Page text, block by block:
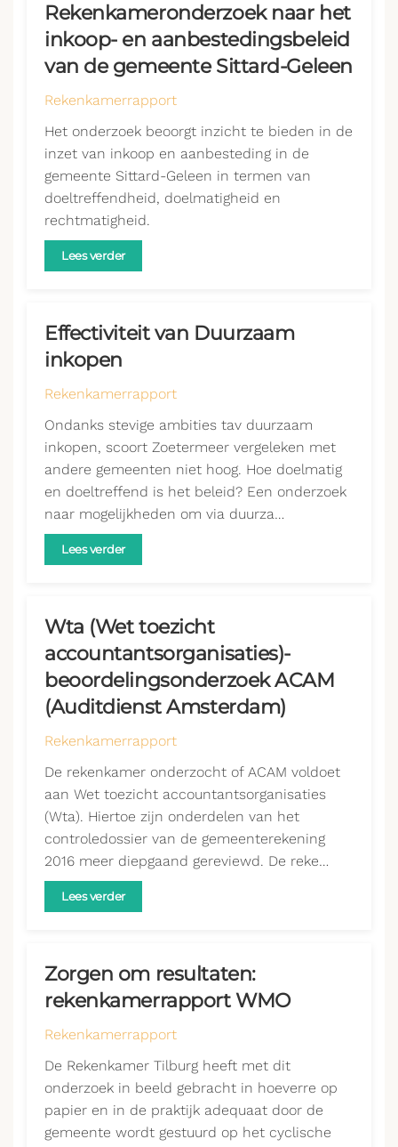
Rekenkameronderzoek naar het
inkoop- en aanbestedingsbeleid
van de gemeente Sittard-Geleen
Rekenkamerrapport
Het onderzoek beoorgt inzicht te bieden in de
inzet van inkoop en aanbesteding in de
gemeente Sittard-Geleen in termen van
doeltreffendheid, doelmatigheid en
rechtmatigheid.
Lees verder
Effectiviteit van Duurzaam
inkopen
Rekenkamerrapport
Ondanks stevige ambities tav duurzaam
inkopen, scoort Zoetermeer vergeleken met
andere gemeenten niet hoog. Hoe doelmatig
en doeltreffend is het beleid? Een onderzoek
naar mogelijkheden om via duurza…
Lees verder
Wta (Wet toezicht
accountantsorganisaties)-
beoordelingsonderzoek ACAM
(Auditdienst Amsterdam)
Rekenkamerrapport
De rekenkamer onderzocht of ACAM voldoet
aan Wet toezicht accountantsorganisaties
(Wta). Hiertoe zijn onderdelen van het
controledossier van de gemeenterekening
2016 meer diepgaand gereviewd. De reke…
Lees verder
Zorgen om resultaten:
rekenkamerrapport WMO
Rekenkamerrapport
De Rekenkamer Tilburg heeft met dit
onderzoek in beeld gebracht in hoeverre op
papier en in de praktijk adequaat door de
gemeente wordt gestuurd op het cyclische